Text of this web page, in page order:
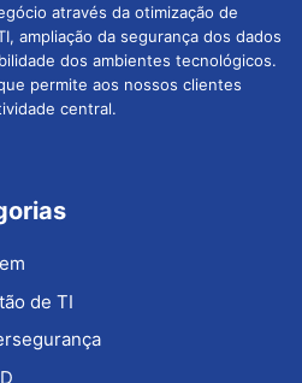
através da otimização de
ampliação da segurança dos dados
dos ambientes tecnológicos.
permite aos nossos clientes
central.
de TI